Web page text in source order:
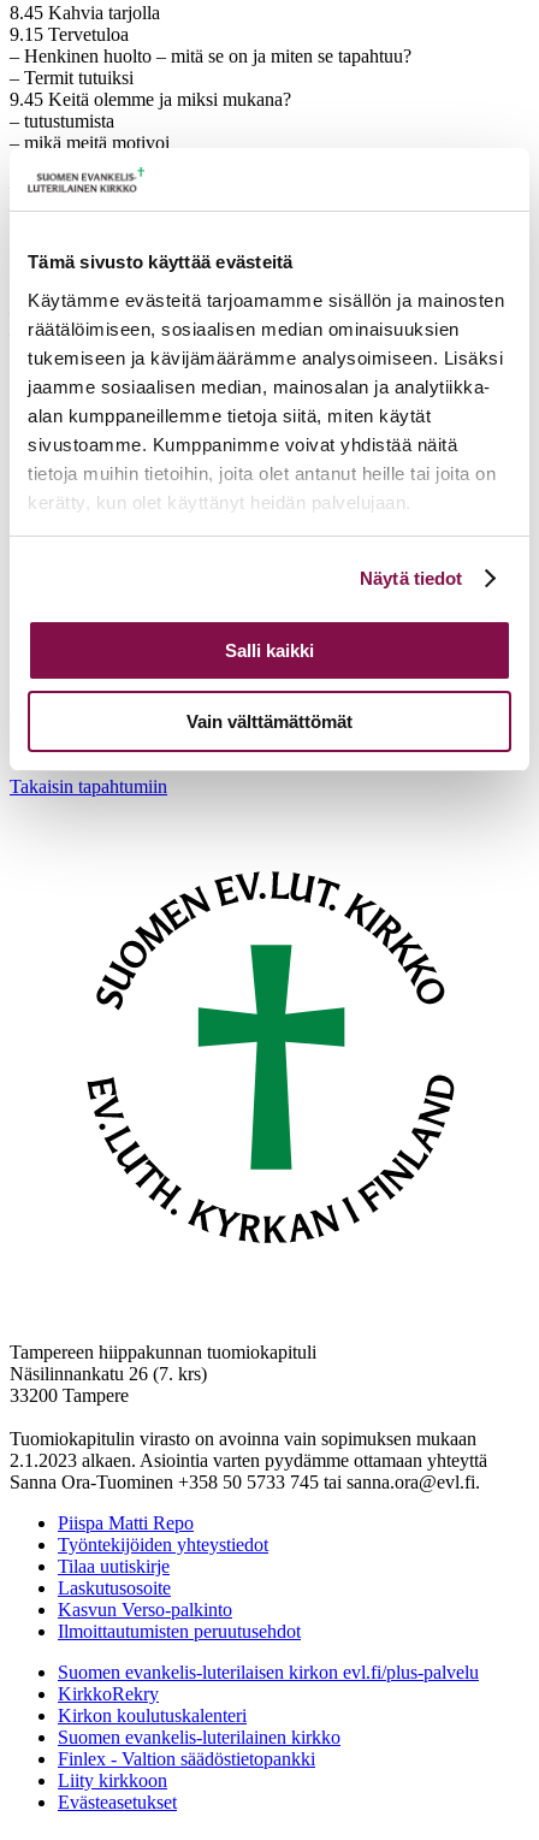
Tämä sivusto käyttää evästeitä
Käytämme evästeitä tarjoamamme sisällön ja mainosten
räätälöimiseen, sosiaalisen median ominaisuuksien
tukemiseen ja kävijämäärämme analysoimiseen. Lisäksi
jaamme sosiaalisen median, mainosalan ja analytiikka-
alan kumppaneillemme tietoja siitä, miten käytät
sivustoamme. Kumppanimme voivat yhdistää näitä
tietoja muihin tietoihin, joita olet antanut heille tai joita on
kerätty, kun olet käyttänyt heidän palvelujaan.
linkistä.
Näytä tiedot
Salli kaikki
Vain välttämättömät
8.45 Kahvia tarjolla
9.15 Tervetuloa
– Henkinen huolto – mitä se on ja miten se tapahtuu?
– Termit tutuiksi
9.45 Keitä olemme ja miksi mukana?
– tutustumista
– mikä meitä motivoi
11.00 Prosessikuvaus / Päivi Heikkilä ja Mari Rantio
– tapauskertomus
– keskustelua ja kysymyksiä
13.00 Harjoitellaan / Päivi Heikkilä ja Mari Rantio
– toimitaan pienryhmissä
– tehtävän purku
14.30 Mitä opimme tänään? Miten tästä eteenpäin?
15.00 Päätös
Lisätietoja
airi.raitaranta@evl.fi
19.08.2026
Ikkunoita kristilliseen spiritualiteettiin: Matkakumppanuuden päivä
Toimistoväen verkostotapaaminen 08.09.2026
Takaisin tapahtumiin
Tampereen hiippakunnan tuomiokapituli
Näsilinnankatu 26 (7. krs)
33200 Tampere
Tuomiokapitulin virasto on avoinna vain sopimuksen mukaan
2.1.2023 alkaen. Asiointia varten pyydämme ottamaan yhteyttä
Sanna Ora-Tuominen +358 50 5733 745 tai sanna.ora@evl.fi.
Piispa Matti Repo
Työntekijöiden yhteystiedot
Tilaa uutiskirje
Laskutusosoite
Kasvun Verso-palkinto
Ilmoittautumisten peruutusehdot
Suomen evankelis-luterilaisen kirkon evl.fi/plus-palvelu
KirkkoRekry
Kirkon koulutuskalenteri
Suomen evankelis-luterilainen kirkko
Finlex - Valtion säädöstietopankki
Liity kirkkoon
Evästeasetukset